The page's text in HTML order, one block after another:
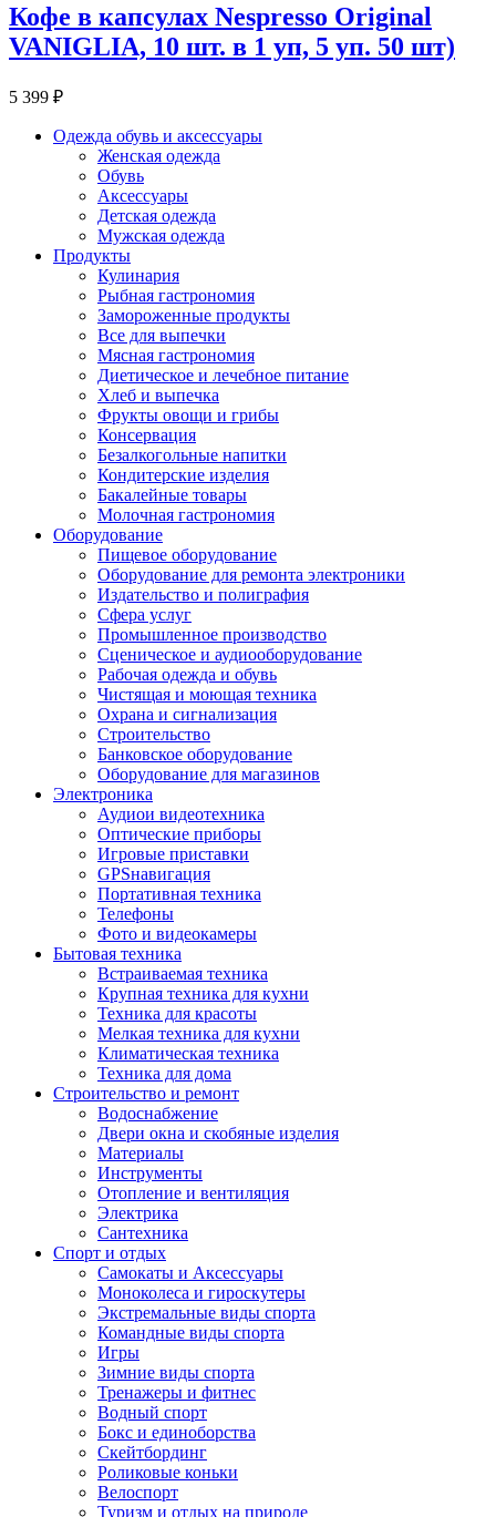
Кофе в капсулах Nespresso Original
VANIGLIA, 10 шт. в 1 уп, 5 уп. 50 шт)
5 399 ₽
Одежда обувь и аксессуары
Женская одежда
Обувь
Аксессуары
Детская одежда
Мужская одежда
Продукты
Кулинария
Рыбная гастрономия
Замороженные продукты
Все для выпечки
Мясная гастрономия
Диетическое и лечебное питание
Хлеб и выпечка
Фрукты овощи и грибы
Консервация
Безалкогольные напитки
Кондитерские изделия
Бакалейные товары
Молочная гастрономия
Оборудование
Пищевое оборудование
Оборудование для ремонта электроники
Издательство и полиграфия
Сфера услуг
Промышленное производство
Сценическое и аудиооборудование
Рабочая одежда и обувь
Чистящая и моющая техника
Охрана и сигнализация
Строительство
Банковское оборудование
Оборудование для магазинов
Электроника
Аудиои видеотехника
Оптические приборы
Игровые приставки
GPSнавигация
Портативная техника
Телефоны
Фото и видеокамеры
Бытовая техника
Встраиваемая техника
Крупная техника для кухни
Техника для красоты
Мелкая техника для кухни
Климатическая техника
Техника для дома
Строительство и ремонт
Водоснабжение
Двери окна и скобяные изделия
Материалы
Инструменты
Отопление и вентиляция
Электрика
Сантехника
Спорт и отдых
Самокаты и Аксессуары
Моноколеса и гироскутеры
Экстремальные виды спорта
Командные виды спорта
Игры
Зимние виды спорта
Тренажеры и фитнес
Водный спорт
Бокс и единоборства
Скейтбординг
Роликовые коньки
Велоспорт
Туризм и отдых на природе